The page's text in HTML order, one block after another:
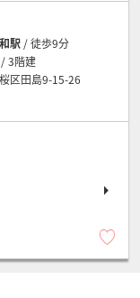
駅 / 徒歩9分
3階建
区田島9-15-26